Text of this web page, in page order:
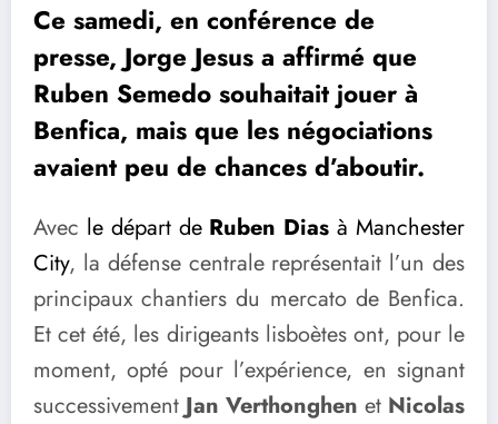
Ce samedi, en conférence de
presse, Jorge Jesus a affirmé que
Ruben Semedo souhaitait jouer à
Benfica, mais que les négociations
avaient peu de chances d’aboutir.
Avec le départ de Ruben Dias à Manchester
City, la défense centrale représentait l’un des
principaux chantiers du mercato de Benfica.
Et cet été, les dirigeants lisboètes ont, pour le
moment, opté pour l’expérience, en signant
successivementJan Verthonghen et Nicolas